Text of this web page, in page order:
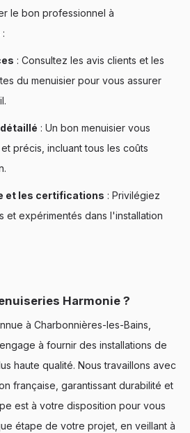
le bon professionnel à
: Consultez les avis clients et les
du menuisier pour vous assurer
: Un bon menuisier vous
précis, incluant tous les coûts
et les certifications : Privilégiez
et expérimentés dans l'installation
Harmonie ?
à Charbonnières-les-Bains,
à fournir des installations de
haute qualité. Nous travaillons avec
française, garantissant durabilité et
est à votre disposition pour vous
étape de votre projet, en veillant à